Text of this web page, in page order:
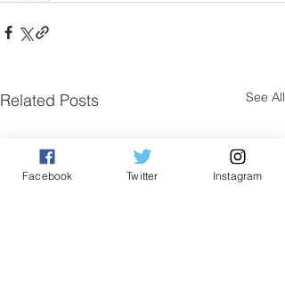
Related Posts See All
Facebook Twitter Instagram